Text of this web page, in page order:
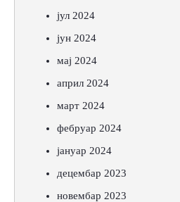
јул 2024
јун 2024
мај 2024
април 2024
март 2024
фебруар 2024
јануар 2024
децембар 2023
новембар 2023